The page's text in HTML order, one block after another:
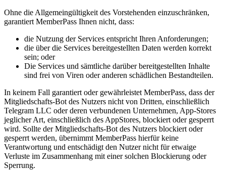
Ohne die Allgemeingültigkeit des Vorstehenden einzuschränken,
garantiert MemberPass Ihnen nicht, dass:
die Nutzung der Services entspricht Ihren Anforderungen;
die über die Services bereitgestellten Daten werden korrekt
sein; oder
Die Services und sämtliche darüber bereitgestellten Inhalte
sind frei von Viren oder anderen schädlichen Bestandteilen.
In keinem Fall garantiert oder gewährleistet MemberPass, dass der
Mitgliedschafts-Bot des Nutzers nicht von Dritten, einschließlich
Telegram LLC oder deren verbundenen Unternehmen, App-Stores
jeglicher Art, einschließlich des AppStores, blockiert oder gesperrt
wird. Sollte der Mitgliedschafts-Bot des Nutzers blockiert oder
gesperrt werden, übernimmt MemberPass hierfür keine
Verantwortung und entschädigt den Nutzer nicht für etwaige
Verluste im Zusammenhang mit einer solchen Blockierung oder
Sperrung.